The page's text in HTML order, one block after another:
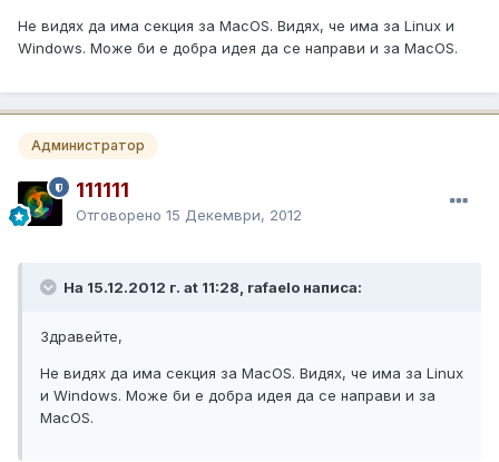
Не видях да има секция за MacOS. Видях, че има за Linux и
Windows. Може би е добра идея да се направи и за MacOS.
Администратор
111111
Отговорено 15 Декември, 2012
На 15.12.2012 г. at 11:28, rafaelo написа:
Здравейте,
Не видях да има секция за MacOS. Видях, че има за Linux
и Windows. Може би е добра идея да се направи и за
MacOS.